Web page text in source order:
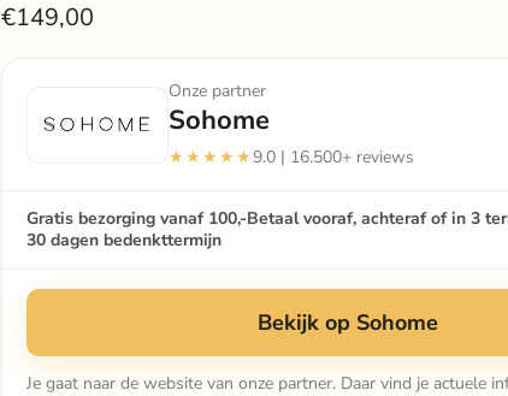
€149,00
Onze partner
Sohome
★★★★★9.0 | 16.500+ reviews
Gratis bezorging vanaf 100,-Betaal vooraf, achteraf of in 3
30 dagen bedenkttermijn
Bekijk op Sohome
Je gaat naar de website van onze partner. Daar vind je actuele